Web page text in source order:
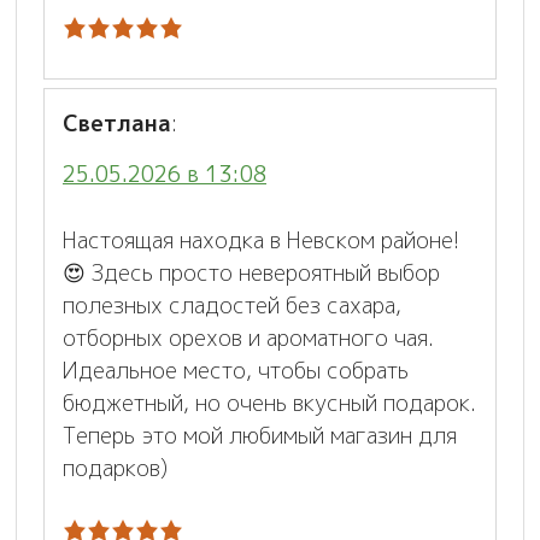
Светлана:
25.05.2026 в 13:08
Настоящая находка в Невском районе!
😍 Здесь просто невероятный выбор
полезных сладостей без сахара,
отборных орехов и ароматного чая.
Идеальное место, чтобы собрать
бюджетный, но очень вкусный подарок.
Теперь это мой любимый магазин для
подарков)